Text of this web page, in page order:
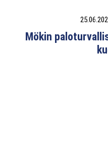
Mökin